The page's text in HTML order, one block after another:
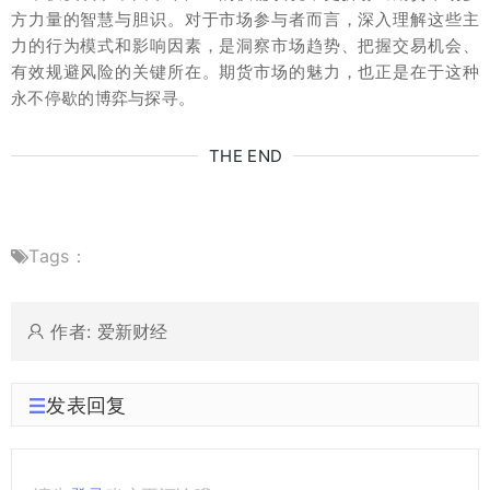
方力量的智慧与胆识。对于市场参与者而言，深入理解这些主
力的行为模式和影响因素，是洞察市场趋势、把握交易机会、
有效规避风险的关键所在。期货市场的魅力，也正是在于这种
永不停歇的博弈与探寻。
THE END
Tags：
作者: 爱新财经
发表回复